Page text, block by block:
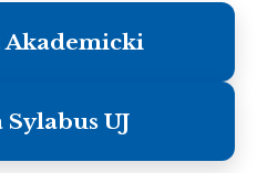
Akademicki
UJ